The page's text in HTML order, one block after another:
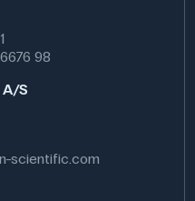
98
A/S
scientific.com